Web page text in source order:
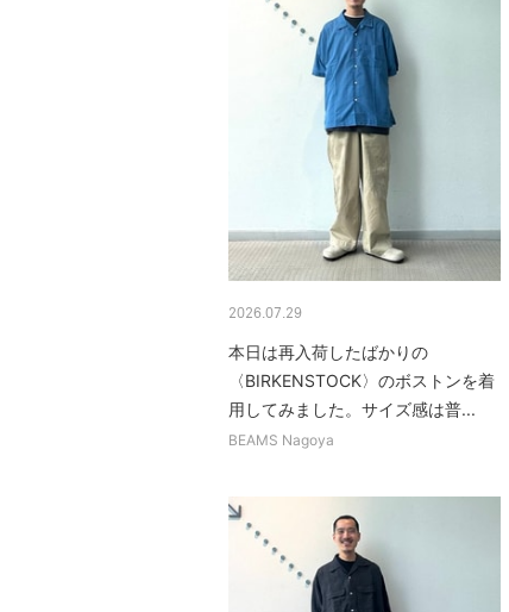
2026.07.29
本日は再入荷したばかりの
〈BIRKENSTOCK〉のボストンを着
用してみました。サイズ感は普...
BEAMS Nagoya